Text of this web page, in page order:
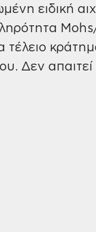
ειδική
τέλειο
Δεν